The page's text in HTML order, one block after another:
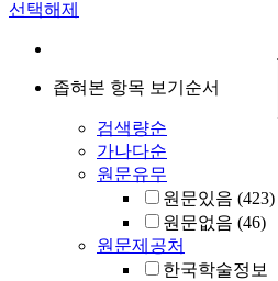
선택해제
좁혀본 항목 보기순서
검색량순
가나다순
원문유무
원문있음 (423)
원문없음 (46)
원문제공처
한국학술정보